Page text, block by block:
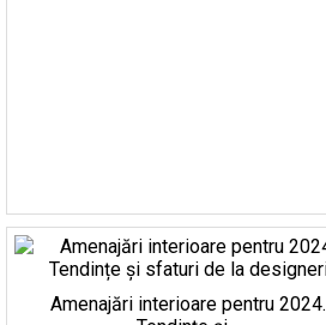
Amenajări interioare pentru 2024.